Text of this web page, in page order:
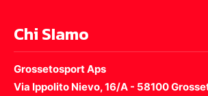
Chi SIamo
Grossetosport Aps
Via Ippolito Nievo, 16/A - 58100